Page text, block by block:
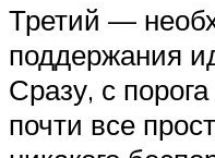
Третий —
поддержания
Сразу, с
почти все